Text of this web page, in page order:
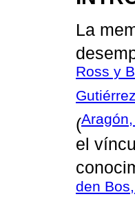
La
Ross y
(
el
den